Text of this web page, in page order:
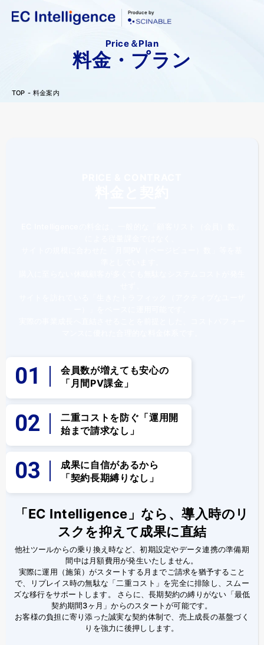
Produce by
Price＆Plan
料金・プラン
TOP 料金案内
会員数が増えても安心の
「月間PV課金」
二重コストを防ぐ「運用開
始まで請求なし」
成果に自信があるから
「契約長期縛りなし」
「EC Intelligence」なら、導入時のリ
スクを抑えて成果に直結
他社ツールからの乗り換え時など、初期設定やデータ連携の準備期
間中は月額費用が発生いたしません。
実際に運用（施策）がスタートする月までご請求を猶予すること
で、リプレイス時の無駄な「二重コスト」を完全に排除し、スムー
ズな移行をサポートします。 さらに、長期契約の縛りがない「最低
契約期間3ヶ月」からのスタートが可能です。
お客様の負担に寄り添った誠実な契約体制で、売上成長の基盤づく
りを強力に後押しします。